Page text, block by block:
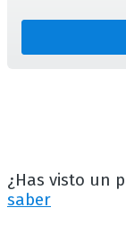
¿Has visto un
saber